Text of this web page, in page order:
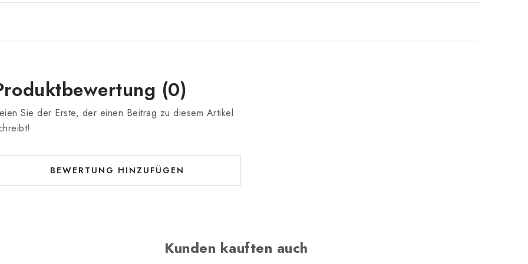
(0)
Sie der Erste, der einen Beitrag zu diesem Artikel
BEWERTUNG HINZUFÜGEN
Kunden kauften auch